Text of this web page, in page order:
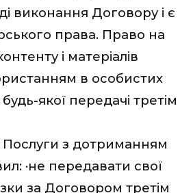
виконання Договору і є
права. Право на
і матеріалів
в особистих
якої передачі третім
з дотриманням
·не передавати свої
за Договором третім